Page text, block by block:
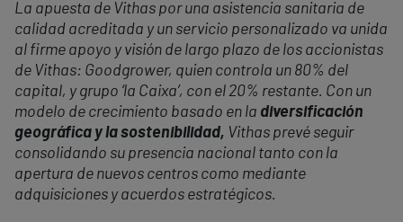
La apuesta de Vithas por una asistencia sanitaria de
calidad acreditada y un servicio personalizado va unida
al firme apoyo y visión de largo plazo de los accionistas
de Vithas: Goodgrower, quien controla un 80% del
capital, y grupo ‘la Caixa’, con el 20% restante. Con un
modelo de crecimiento basado en la diversificación
geográfica y la sostenibilidad, Vithas prevé seguir
consolidando su presencia nacional tanto con la
apertura de nuevos centros como mediante
adquisiciones y acuerdos estratégicos.